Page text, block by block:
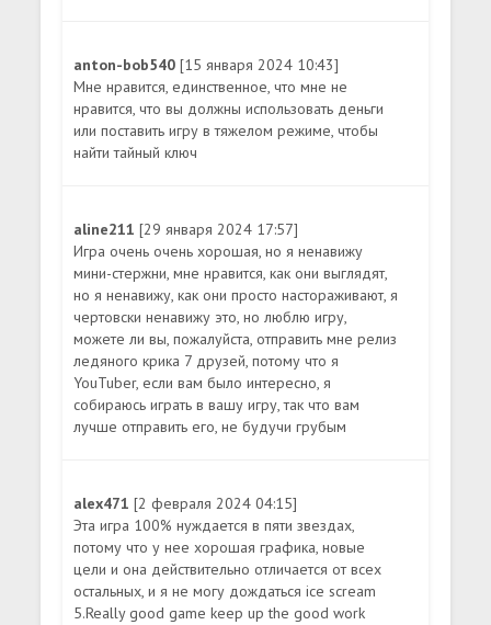
anton-bob540[15 января 2024 10:43]
Мне нравится, единственное, что мне не
нравится, что вы должны использовать деньги
или поставить игру в тяжелом режиме, чтобы
найти тайный ключ
aline211[29 января 2024 17:57]
Игра очень очень хорошая, но я ненавижу
мини-стержни, мне нравится, как они выглядят,
но я ненавижу, как они просто настораживают, я
чертовски ненавижу это, но люблю игру,
можете ли вы, пожалуйста, отправить мне релиз
ледяного крика 7 друзей, потому что я
YouTuber, если вам было интересно, я
собираюсь играть в вашу игру, так что вам
лучше отправить его, не будучи грубым
alex471[2 февраля 2024 04:15]
Эта игра 100% нуждается в пяти звездах,
потому что у нее хорошая графика, новые
цели и она действительно отличается от всех
остальных, и я не могу дождаться ice scream
5.Really good game keep up the good work